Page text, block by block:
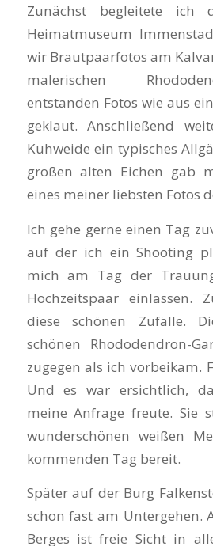
Zunächst begleitete ich
Heimatmuseum
wir Brautpaarfotos am
malerischen
entstanden Fotos wie aus
geklaut. Anschließend
Kuhweide ein typisches
großen alten Eichen gab
eines meiner liebsten Fotos
Ich gehe gerne einen Tag
auf der ich ein Shooting
mich am Tag der
Hochzeitspaar einlassen.
diese schönen Zufälle.
schönen Rhododendron-
zugegen als ich vorbeikam.
Und es war ersichtlich,
meine Anfrage freute. Sie
wunderschönen weißen
kommenden Tag bereit.
Später auf der Burg
schon fast am Untergehen.
Berges ist freie Sicht in